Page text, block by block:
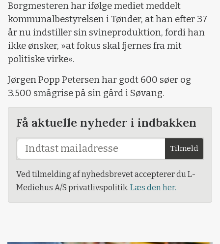
Borgmesteren har ifølge mediet meddelt
kommunalbestyrelsen i Tønder, at han efter 37
år nu indstiller sin svineproduktion, fordi han
ikke ønsker, »at fokus skal fjernes fra mit
politiske virke«.
Jørgen Popp Petersen har godt 600 søer og
3.500 smågrise på sin gård i Søvang.
Få aktuelle nyheder i indbakken
Tilmeld
Ved tilmelding af nyhedsbrevet accepterer du L-
Mediehus A/S privatlivspolitik. Læs den her.